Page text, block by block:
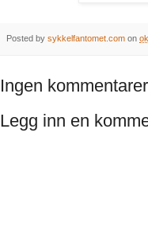
Posted by sykkelfantomet.com on
Ingen
Legg inn en